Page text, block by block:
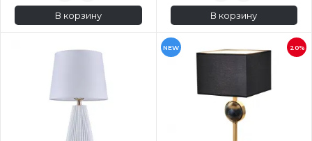
В корзину В корзину
NEW 20%